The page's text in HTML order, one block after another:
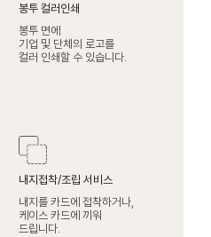
봉투 컬러인쇄
봉투 면에
기업 및 단체의 로고를
컬러 인쇄할 수 있습니다.
내지접착/조립 서비스
내지를 카드에 접착하거나,
케이스 카드에 끼워
드립니다.